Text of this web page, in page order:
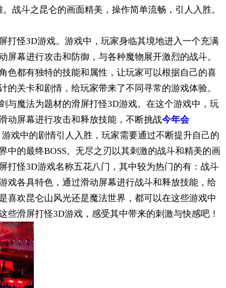
战斗之昆仑的画面精美，操作简单流畅，引人入胜。
打怪3D游戏。游戏中，玩家身临其境地进入一个充满
屏幕进行攻击和防御，与各种魔物展开激烈的战斗。
色都有独特的技能和属性，让玩家可以根据自己的喜
的关卡和剧情，给玩家带来了不同寻常的游戏体验。
与魔法为题材的滑屏打怪3D游戏。在这个游戏中，玩
动屏幕进行攻击和释放技能，不断挑战今年会
戏中的剧情引人入胜，玩家需要通过不断提升自己的
中的最终BOSS。无尽之刃以其刺激的战斗和精美的画
打怪3D游戏名称五花八门，其中较为热门的有：战斗
戏各具特色，通过滑动屏幕进行战斗和释放技能，给
喜欢昆仑山风光还是魔法世界，都可以在这些游戏中
些滑屏打怪3D游戏，感受其中带来的刺激与快感吧！